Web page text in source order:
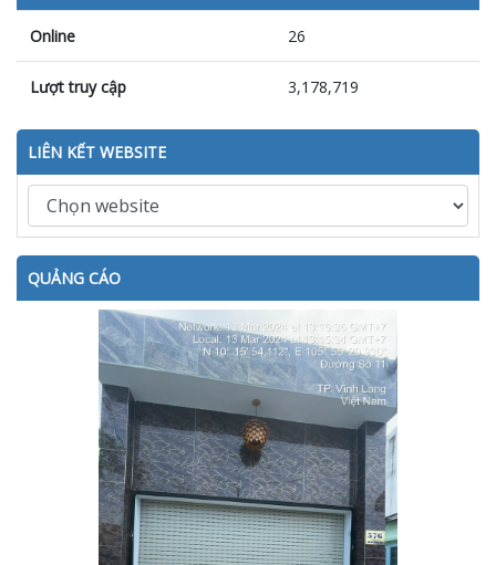
Online 26
Lượt truy cập 3,178,719
LIÊN KẾT WEBSITE
QUẢNG CÁO